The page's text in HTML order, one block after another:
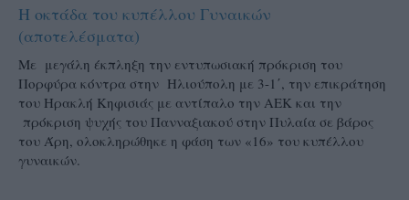
Η οκτάδα του κυπέλλου Γυναικών
(αποτελέσματα)
Mε μεγάλη έκπληξη την εντυπωσιακή πρόκριση του
Πορφύρα κόντρα στην Ηλιούπολη με 3-1΄, την επικράτηση
του Ηρακλή Κηφισιάς με αντίπαλο την ΑΕΚ και την
πρόκριση ψυχής του Πανναξιακού στην Πυλαία σε βάρος
του Άρη, ολοκληρώθηκε η φάση των «16» του κυπέλλου
γυναικών.